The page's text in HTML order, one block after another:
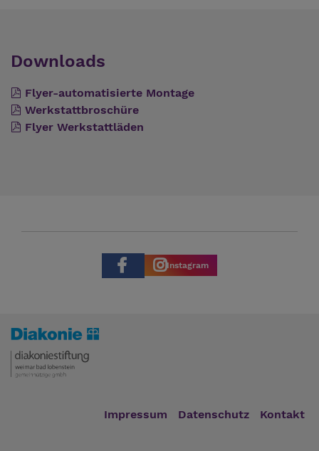
Downloads
Flyer-automatisierte Montage
Werkstattbroschüre
Flyer Werkstattläden
Instagram
Impressum Datenschutz Kontakt